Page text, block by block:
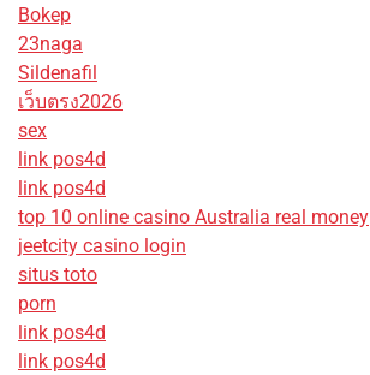
Bokep
23naga
Sildenafil
เว็บตรง2026
sex
link pos4d
link pos4d
top 10 online casino Australia real money
jeetcity casino login
situs toto
porn
link pos4d
link pos4d